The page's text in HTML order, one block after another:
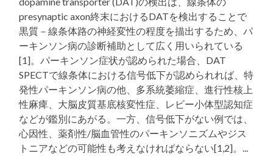
presynaptic axon終末におけるDATを検出することで
黒質－線条体路の神経変性の程度を描出するため、パ
ーキンソン病の診断補助として広く用いられている
[1]。パーキンソン症状が認められた場合、DAT
SPECTで線条体における信号低下が認められれば、特
発性パーキンソン病の他、多系統萎縮症、進行性核上
性麻痺、大脳皮質基底核変性症、レビー小体型認知症
などが鑑別にあがる。一方、信号低下がない例では、
心因性、薬剤性/脳血管性のパーキンソニズムやジス
トニアなどの可能性も考えなければならない[1,2]。...